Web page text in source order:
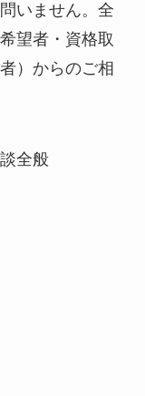
いません。全
望者・資格取
）からのご相
全般